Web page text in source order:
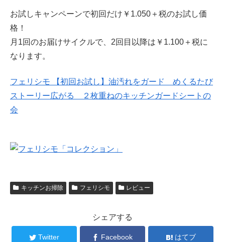
お試しキャンペーンで初回だけ￥1.050＋税のお試し価
格！
月1回のお届けサイクルで、2回目以降は￥1.100＋税に
なります。
フェリシモ 【初回お試し】油汚れをガード めくるたび
ストーリー広がる ２枚重ねのキッチンガードシートの
会
キッチンお掃除 フェリシモ レビュー
シェアする
Twitter Facebook はてブ